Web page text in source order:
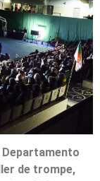
de trompe,